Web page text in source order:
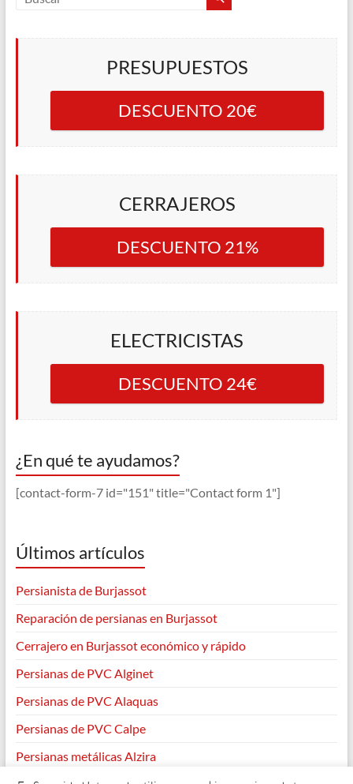
PRESUPUESTOS
DESCUENTO 20€
CERRAJEROS
DESCUENTO 21%
ELECTRICISTAS
DESCUENTO 24€
¿En qué te ayudamos?
[contact-form-7 id="151" title="Contact form 1"]
Últimos artículos
Persianista de Burjassot
Reparación de persianas en Burjassot
Cerrajero en Burjassot económico y rápido
Persianas de PVC Alginet
Persianas de PVC Alaquas
Persianas de PVC Calpe
Persianas metálicas Alzira